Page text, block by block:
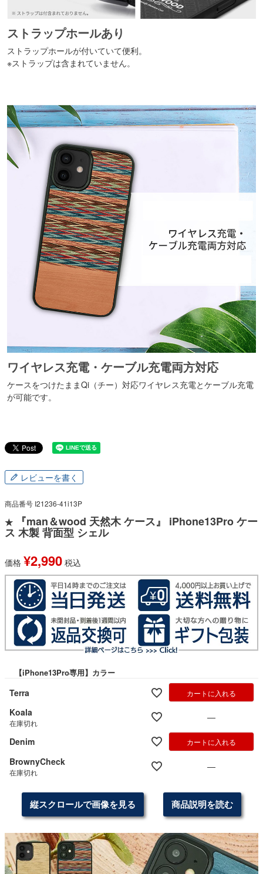
ストラップホールあり
ストラップホールが付いていて便利。
※ストラップは含まれていません。
ワイヤレス充電・ケーブル充電両方対応
ケースをつけたままQi（チー）対応ワイヤレス充電とケーブル充電
が可能です。
レビューを書く
商品番号 I21236-41i13P
★ 『man＆wood 天然木 ケース』 iPhone13Pro ケー
ス 木製 背面型 シェル
価格 ¥2,990 税込
【iPhone13Pro専用】カラー
Terra カートに入れる
Koala
在庫切れ —
Denim カートに入れる
BrownyCheck
在庫切れ —
縦スクロールで画像を見る 商品説明を読む